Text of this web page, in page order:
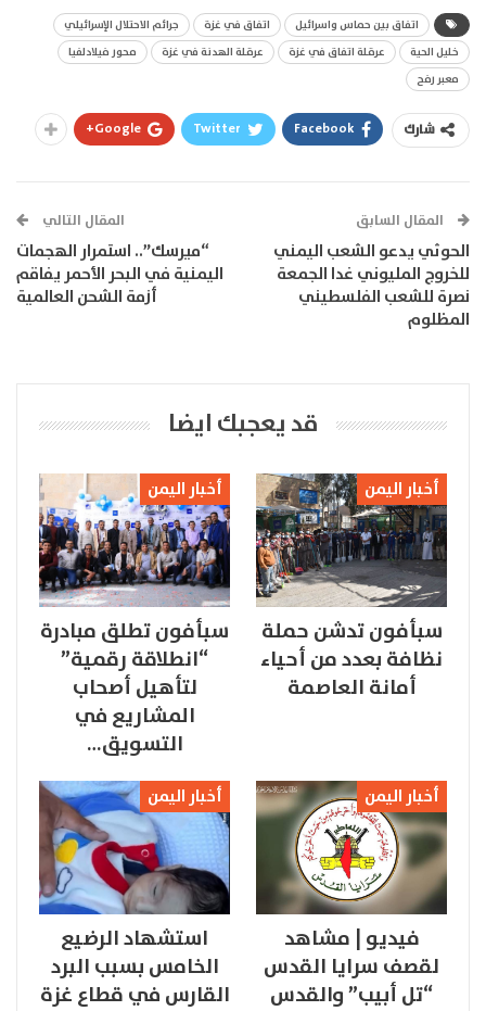
اتفاق بين حماس واسرائيل اتفاق في غزة
جرائم الاحتلال الإسرائيلي
خليل الحية
عرقلة اتفاق في غزة عرقلة الهدنة في غزة
محور فيلادلفيا
معبر رفح
شارك Facebook
Twitter
Google+
المقال السابق
الحوثي يدعو الشعب اليمني
للخروج المليوني غدا الجمعة
نصرة للشعب الفلسطيني
المظلوم
المقال التالي
“ميرسك”.. استمرار الهجمات
اليمنية في البحر الأحمر يفاقم
أزمة الشحن العالمية
قد يعجبك ايضا
أخبار اليمن
سبأفون تدشن حملة
نظافة بعدد من أحياء
أمانة العاصمة
أخبار اليمن
سبأفون تطلق مبادرة
“انطلاقة رقمية”
لتأهيل أصحاب
المشاريع في
التسويق…
أخبار اليمن
فيديو | مشاهد
لقصف سرايا القدس
“تل أبيب” والقدس
أخبار اليمن
استشهاد الرضيع
الخامس بسبب البرد
القارس في قطاع غزة